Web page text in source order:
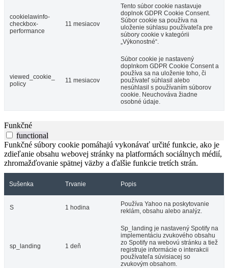
cookielawinfo-
checkbox-
performance
11 mesiacov
Tento súbor cookie nastavuje
doplnok GDPR Cookie Consent.
Súbor cookie sa používa na
uloženie súhlasu používateľa pre
súbory cookie v kategórii
„Výkonostné“.
viewed_cookie_
policy
11 mesiacov
Súbor cookie je nastavený
doplnkom GDPR Cookie Consent a
používa sa na uloženie toho, či
používateľ súhlasil alebo
nesúhlasil s používaním súborov
cookie. Neuchováva žiadne
osobné údaje.
Funkčné
functional
Funkčné súbory cookie pomáhajú vykonávať určité funkcie, ako je
zdieľanie obsahu webovej stránky na platformách sociálnych médií,
zhromažďovanie spätnej väzby a ďalšie funkcie tretích strán.
Sušenka Trvanie Popis
S 1 hodina
Používa Yahoo na poskytovanie
reklám, obsahu alebo analýz.
sp_landing 1 deň
Sp_landing je nastavený Spotify na
implementáciu zvukového obsahu
zo Spotify na webovú stránku a tiež
registruje informácie o interakcii
používateľa súvisiacej so
zvukovým obsahom.